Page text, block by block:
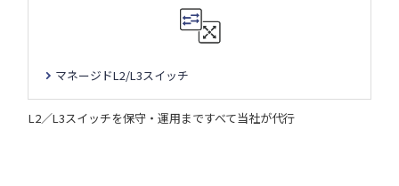
マネージドL2/L3スイッチ
L2／L3スイッチを保守・運用まですべて当社が代行